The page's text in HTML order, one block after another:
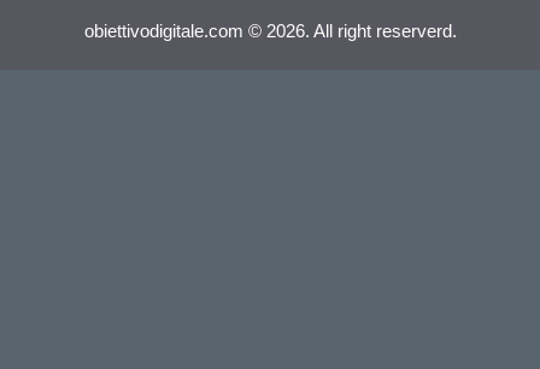
obiettivodigitale.com © 2026. All right reserverd.